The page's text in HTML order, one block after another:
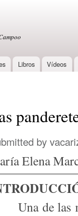
Libros Vídeos
by
Elena
de las